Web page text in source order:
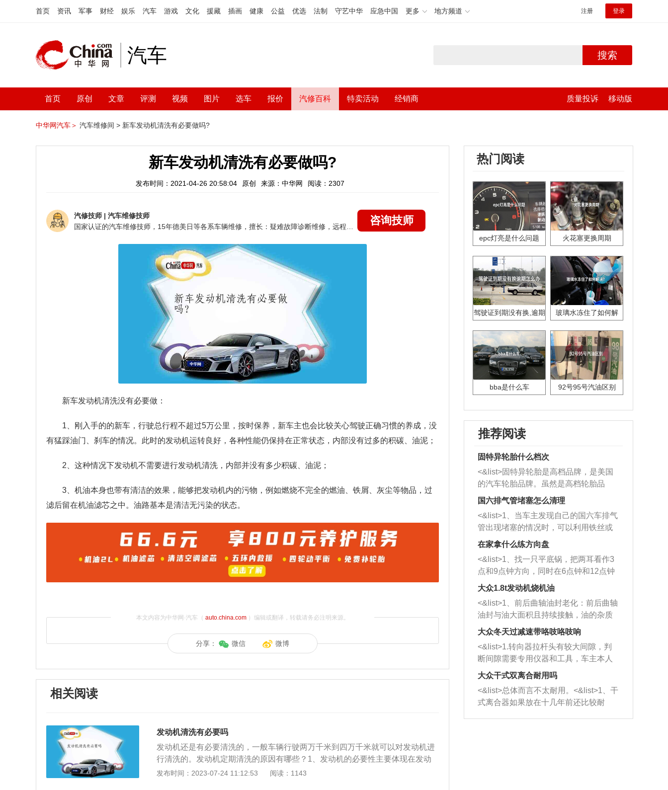
首页 资讯 军事 财经 娱乐 汽车 游戏 文化 援藏 插画 健康 公益 优选 法制 守艺中华 应急中国 更多 地方频道 注册 登录
汽车 搜索
首页 原创 文章 评测 视频 图片 选车 报价 汽修百科 特卖活动 经销商 质量投诉 移动版
中华网汽车＞ 汽车维修间 > 新车发动机清洗有必要做吗?
新车发动机清洗有必要做吗?
发布时间：2021-04-26 20:58:04 原创 来源：中华网 阅读：2307
汽修技师 | 汽车维修技师
咨询技师
新车发动机清洗没有必要做：
1、刚入手的的新车，行驶总行程不超过5万公里，按时保养，新车主也会比较关心驾驶正确习惯的养成，没
有猛踩油门、刹车的情况。此时的发动机运转良好，各种性能仍保持在正常状态，内部没有过多的积碳、油泥；
2、这种情况下发动机不需要进行发动机清洗，内部并没有多少积碳、油泥；
3、机油本身也带有清洁的效果，能够把发动机内的污物，例如燃烧不完全的燃油、铁屑、灰尘等物品，过
滤后留在机油滤芯之中。油路基本是清洁无污染的状态。
本文内容为中华网·汽车（ auto.china.com）编辑或翻译，转载请务必注明来源。
分享： 微信 微博
相关阅读
发动机清洗有必要吗
发动机还是有必要清洗的，一般车辆行驶两万千米到四万千米就可以对发动机进
行清洗的。发动机定期清洗的原因有哪些？1、发动机的必要性主要体现在发动
机工作的环境是高温，在摩擦表层，相对速度运行发生的磨坏，还有一些易燃混
发布时间：2023-07-24 11:12:53 阅读：1143
热门阅读
epc灯亮是什么问题 火花塞更换周期
驾驶证到期没有换,逾期
玻璃水冻住了如何解
bba是什么车 92号95号汽油区别
推荐阅读
固特异轮胎什么档次
<&list>固特异轮胎是高档品牌，是美国
的汽车轮胎品牌。虽然是高档轮胎品
牌，但是中高低端的轮胎都有生产，这
也是为了更好的开拓市场。
国六排气管堵塞怎么清理
<&list>1、当车主发现自己的国六车排气
管出现堵塞的情况时，可以利用铁丝或
者是细棍，直接将杂物给取出来，如果
堵塞情况比较严重，也可以采取应急措
施。 <&list>2、直接利用木棍将所有的
杂物推到排气管里面的位置处，然后将
三元催化器拆解开，就可以将堵塞的东
西取出来。但如果是因为积碳过多引起
的堵塞，就需要将三元催化器泡在草酸
洗剂对堵塞的情况得到解决，将清洗剂
放在燃油箱中，与燃油混合后，车辆启
动时，就可以和汽油一起进入到燃烧
室，最后形成废气排出，就可以让三元
催化器得到清洗，排气管堵塞的情况就
能够得到解决。
在家拿什么练方向盘
<&list>1、找一只平底锅，把两耳看作3
点和9点钟方向，同时在6点钟和12点钟
方向做一个标记。 <&list>2、双手握住
一圈半的练习，往右同样也要打相同的
圈数。 <&list>3、最后强调要反复练
习，这样就可以形成肌肉记忆，在真实
驾驶车辆时，不需要记忆也能打好方
向。
大众1.8t发动机烧机油
<&list>1、前后曲轴油封老化：前后曲轴
油封与油大面积且持续接触，油的杂质
和发动机内持续温度变化使其密封效果
逐渐减弱，导致渗油或漏油。<&list>2、
活塞间隙过大：积碳会使活塞环与缸体
的间隙扩大，导致机油流入燃烧室中，
造成烧机油。<&list>3、机油粘度。使用
机油粘度过小的话，同样会有烧机油现
象，机油粘度过小具有很好的流动性，
大众冬天过减速带咯吱咯吱响
<&list>1.转向器拉杆头有较大间隙，判
断间隙需要专用仪器和工具，车主本人
无法制作，需要将车辆送到修理厂或4s
店；<&list>2.车辆半轴套管防尘罩破
裂，破裂后会出现漏油现象，使半轴磨
损严重，磨损的半轴容易损坏，产生异
响；<&list>3.稳定器的转向胶套和球头
大众干式双离合耐用吗
<&list>总体而言不太耐用。<&list>1、干
式离合器如果放在十几年前还比较耐